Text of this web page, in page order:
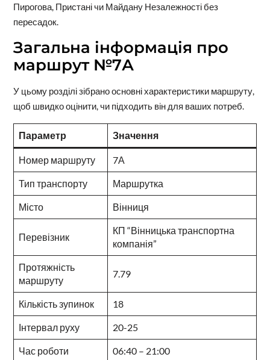
Пирогова, Пристані чи Майдану Незалежності без
пересадок.
Загальна інформація про
маршрут №7А
У цьому розділі зібрано основні характеристики маршруту,
щоб швидко оцінити, чи підходить він для ваших потреб.
Параметр Значення
Номер маршруту 7А
Тип транспорту Маршрутка
Місто Вінниця
Перевізник
КП “Вінницька транспортна
компанія”
Протяжність
маршруту
7.79
Кількість зупинок 18
Інтервал руху 20-25
Час роботи 06:40 – 21:00